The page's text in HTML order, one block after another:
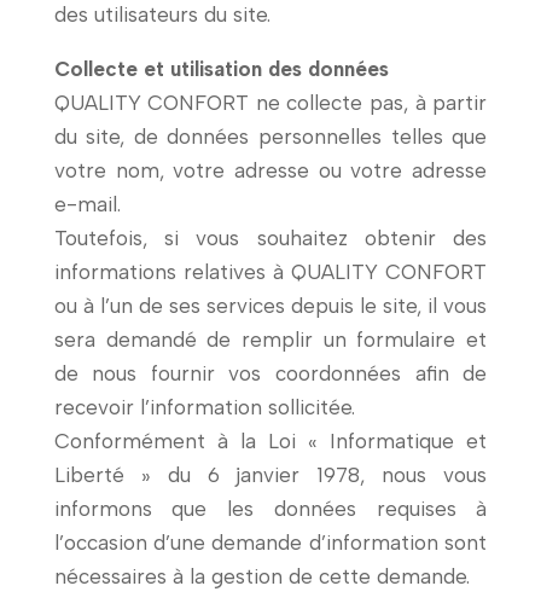
des utilisateurs du site.
Collecte et utilisation des données
QUALITY CONFORT ne collecte pas, à partir
du site, de données personnelles telles que
votre nom, votre adresse ou votre adresse
e-mail.
Toutefois, si vous souhaitez obtenir des
informations relatives à QUALITY CONFORT
ou à l’un de ses services depuis le site, il vous
sera demandé de remplir un formulaire et
de nous fournir vos coordonnées afin de
recevoir l’information sollicitée.
Conformément à la Loi « Informatique et
Liberté » du 6 janvier 1978, nous vous
informons que les données requises à
l’occasion d’une demande d’information sont
nécessaires à la gestion de cette demande.